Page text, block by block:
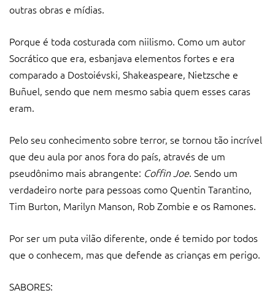
outras obras e mídias.
Porque é toda costurada com niilismo. Como um autor
Socrático que era, esbanjava elementos fortes e era
comparado a Dostoiévski, Shakeaspeare, Nietzsche e
Buñuel, sendo que nem mesmo sabia quem esses caras
eram.
Pelo seu conhecimento sobre terror, se tornou tão incrível
que deu aula por anos fora do país, através de um
pseudônimo mais abrangente: Coffin Joe. Sendo um
verdadeiro norte para pessoas como Quentin Tarantino,
Tim Burton, Marilyn Manson, Rob Zombie e os Ramones.
Por ser um puta vilão diferente, onde é temido por todos
que o conhecem, mas que defende as crianças em perigo.
SABORES: